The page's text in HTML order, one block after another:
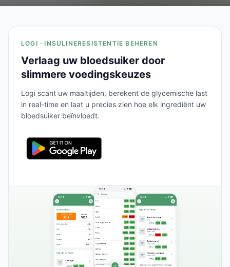
LOGI · INSULINERESISTENTIE BEHEREN
Verlaag uw bloedsuiker door
slimmere voedingskeuzes
Logi scant uw maaltijden, berekent de glycemische last
in real-time en laat u precies zien hoe elk ingrediënt uw
bloedsuiker beïnvloedt.